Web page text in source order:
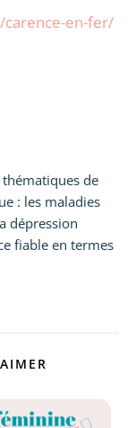
en-fer/
de
: les maladies
dépression
fiable en termes